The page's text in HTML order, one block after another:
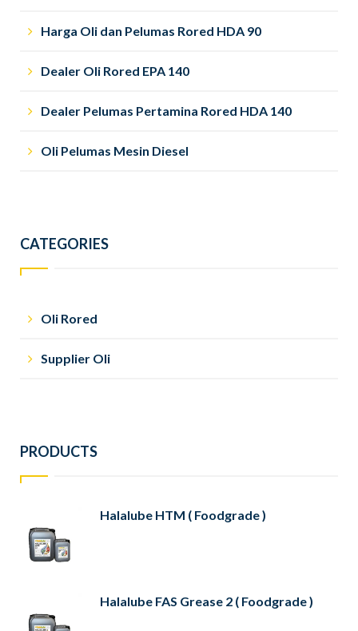
Harga Oli dan Pelumas Rored HDA 90
Dealer Oli Rored EPA 140
Dealer Pelumas Pertamina Rored HDA 140
Oli Pelumas Mesin Diesel
CATEGORIES
Oli Rored
Supplier Oli
PRODUCTS
Halalube HTM ( Foodgrade )
Halalube FAS Grease 2 ( Foodgrade )